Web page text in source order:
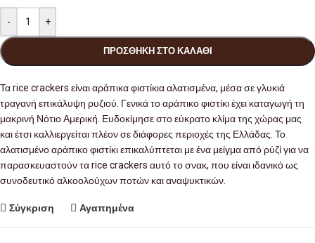
- +
ΠΡΟΣΘΉΚΗ ΣΤΟ ΚΑΛΆΘΙ
Τα rice crackers είναι αράπικα φιστίκια αλατισμένα, μέσα σε γλυκιά
τραγανή επικάλυψη ρυζιού. Γενικά το αράπικο φιστίκι έχει καταγωγή τη
μακρινή Νότιο Αμερική. Ευδοκίμησε στο εύκρατο κλίμα της χώρας μας
και έτσι καλλιεργείται πλέον σε διάφορες περιοχές της Ελλάδας. Το
αλατισμένο αράπικο φιστίκι επικαλύπτεται με ένα μείγμα από ρύζί για να
παρασκευαστούν τα rice crackers αυτό το σνακ, που είναι ιδανικό ως
συνοδευτικό αλκοολούχων ποτών και αναψυκτικών.
Σύγκριση Αγαπημένα